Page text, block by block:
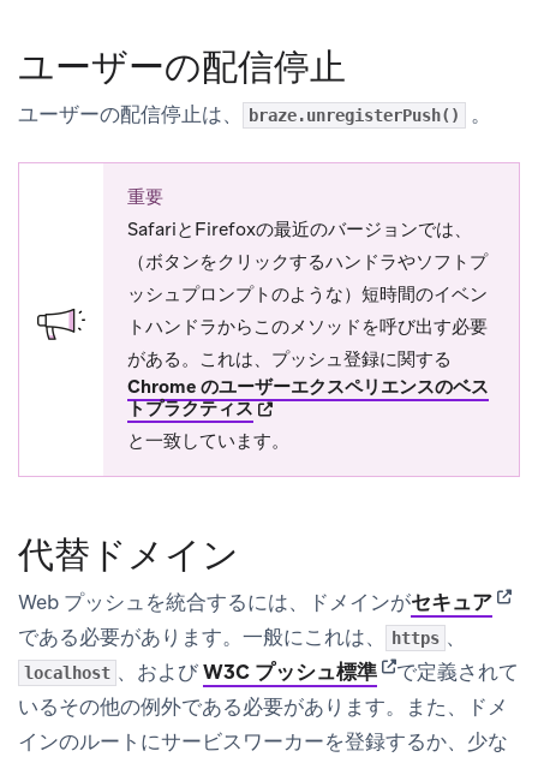
ユーザーの配信停止
ユーザーの配信停止は、 braze.unregisterPush() 。
重要
SafariとFirefoxの最近のバージョンでは、
（ボタンをクリックするハンドラやソフトプ
ッシュプロンプトのような）短時間のイベン
トハンドラからこのメソッドを呼び出す必要
がある。これは、プッシュ登録に関する
Chrome のユーザーエクスペリエンスのベス
トプラクティス(opens in new tab)
と一致しています。
代替ドメイン
Web プッシュを統合するには、ドメインがセキュア
である必要があります。一般にこれは、
https 、
localhost 、およびW3C プッシュ標準(opens in new
で定義されて
いるその他の例外である必要があります。また、ドメ
インのルートにサービスワーカーを登録するか、少な